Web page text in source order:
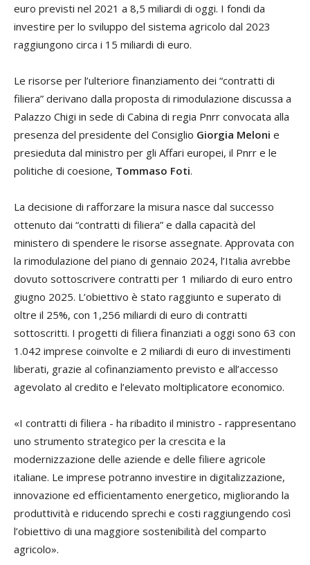
euro previsti nel 2021 a 8,5 miliardi di oggi. I fondi da
investire per lo sviluppo del sistema agricolo dal 2023
raggiungono circa i 15 miliardi di euro.
Le risorse per l’ulteriore finanziamento dei “contratti di
filiera” derivano dalla proposta di rimodulazione discussa a
Palazzo Chigi in sede di Cabina di regia Pnrr convocata alla
presenza del presidente del Consiglio Giorgia Meloni e
presieduta dal ministro per gli Affari europei, il Pnrr e le
politiche di coesione, Tommaso Foti.
La decisione di rafforzare la misura nasce dal successo
ottenuto dai “contratti di filiera” e dalla capacità del
ministero di spendere le risorse assegnate. Approvata con
la rimodulazione del piano di gennaio 2024, l’Italia avrebbe
dovuto sottoscrivere contratti per 1 miliardo di euro entro
giugno 2025. L’obiettivo è stato raggiunto e superato di
oltre il 25%, con 1,256 miliardi di euro di contratti
sottoscritti. I progetti di filiera finanziati a oggi sono 63 con
1.042 imprese coinvolte e 2 miliardi di euro di investimenti
liberati, grazie al cofinanziamento previsto e all’accesso
agevolato al credito e l’elevato moltiplicatore economico.
«I contratti di filiera - ha ribadito il ministro - rappresentano
uno strumento strategico per la crescita e la
modernizzazione delle aziende e delle filiere agricole
italiane. Le imprese potranno investire in digitalizzazione,
innovazione ed efficientamento energetico, migliorando la
produttività e riducendo sprechi e costi raggiungendo così
l’obiettivo di una maggiore sostenibilità del comparto
agricolo».